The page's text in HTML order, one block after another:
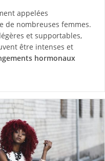
appelées
de nombreuses femmes.
et supportables,
être intenses et
hormonaux